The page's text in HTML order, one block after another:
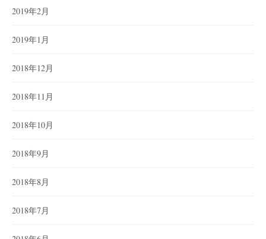
2019年2月
2019年1月
2018年12月
2018年11月
2018年10月
2018年9月
2018年8月
2018年7月